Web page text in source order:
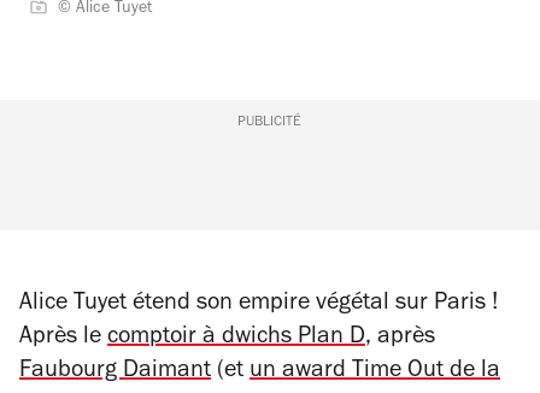
© Alice Tuyet
PUBLICITÉ
Alice Tuyet étend son empire végétal sur Paris !
Après le comptoir à dwichs Plan D, après
Faubourg Daimant (et un awardTime Outde la